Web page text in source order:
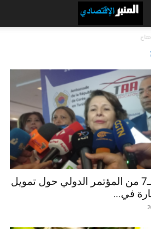
افتتاح الدورة الـ7 من المؤتمر الدولي حول تمويل
في...